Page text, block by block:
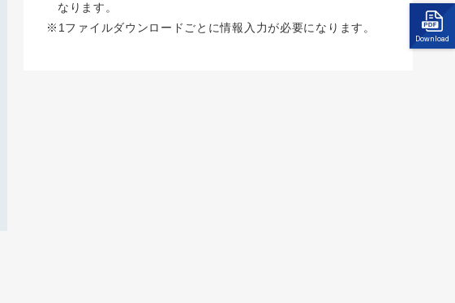
なります。
※1ファイルダウンロードごとに情報入力が必要になります。
Download